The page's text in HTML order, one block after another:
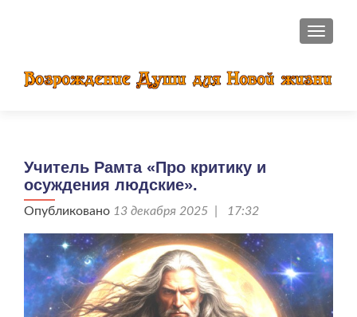
Учитель Рамта «Про критику и
осуждения людские».
Опубликовано 13 декабря 2025 | 17:32